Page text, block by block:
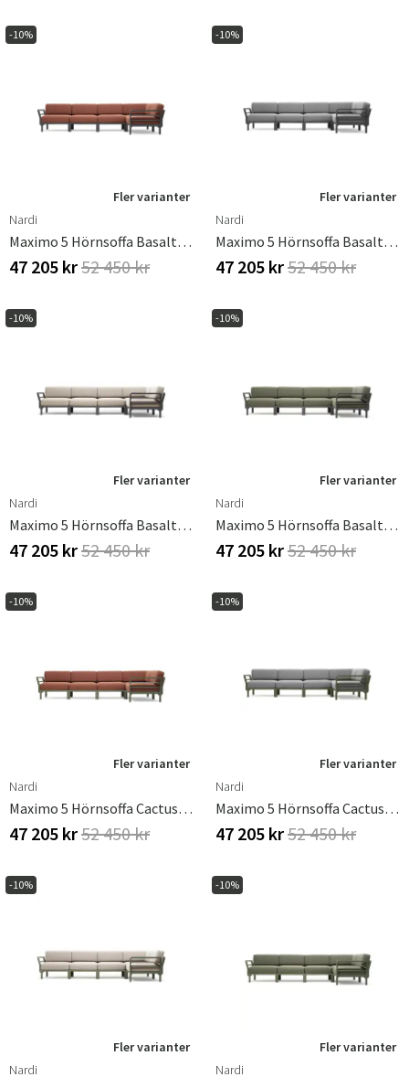
Sverige
Danmark
Suomi
-10%
Fler varianter
Nardi
Maximo 5 Hörnsoffa Basalto - Cannella
47 205 kr52 450 kr
-10%
Fler varianter
Nardi
Maximo 5 Hörnsoffa Basalto - Lava
47 205 kr52 450 kr
-10%
Fler varianter
Nardi
Maximo 5 Hörnsoffa Basalto - Perla
47 205 kr52 450 kr
-10%
Fler varianter
Nardi
Maximo 5 Hörnsoffa Basalto - Timo
47 205 kr52 450 kr
-10%
Fler varianter
Nardi
Maximo 5 Hörnsoffa Cactus - Cannella
47 205 kr52 450 kr
-10%
Fler varianter
Nardi
Maximo 5 Hörnsoffa Cactus - Lava
47 205 kr52 450 kr
-10%
Fler varianter
Nardi
-10%
Fler varianter
Nardi